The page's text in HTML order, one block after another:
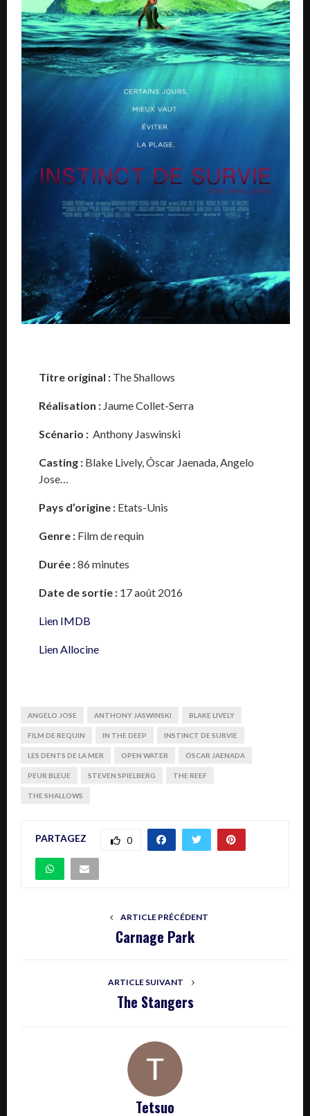
Titre original : The Shallows
Réalisation : Jaume Collet-Serra
Scénario : Anthony Jaswinski
Casting : Blake Lively, Óscar Jaenada Angelo
Jose
Pays d’origine : Etats-Unis
Genre : Film de requin
Durée :86 minutes
Date de sortie : 17 août 2016
Lien IMDB
Lien Allocine
ANGELO JOSE ANTHONY JASWINSKI BLAKE LIVELY
FILM DE REQUIN IN THE DEEP INSTINCT DE SURVIE
LES DENTS DE LA MER OPEN WATER ÓSCAR JAENADA
PEUR BLEUE STEVEN SPIELBERG THE REEF
THE SHALLOWS
PARTAGEZ 0
ARTICLE PRÉCÉDENT
Carnage Park
ARTICLE SUIVANT
The Stangers
Tetsuo